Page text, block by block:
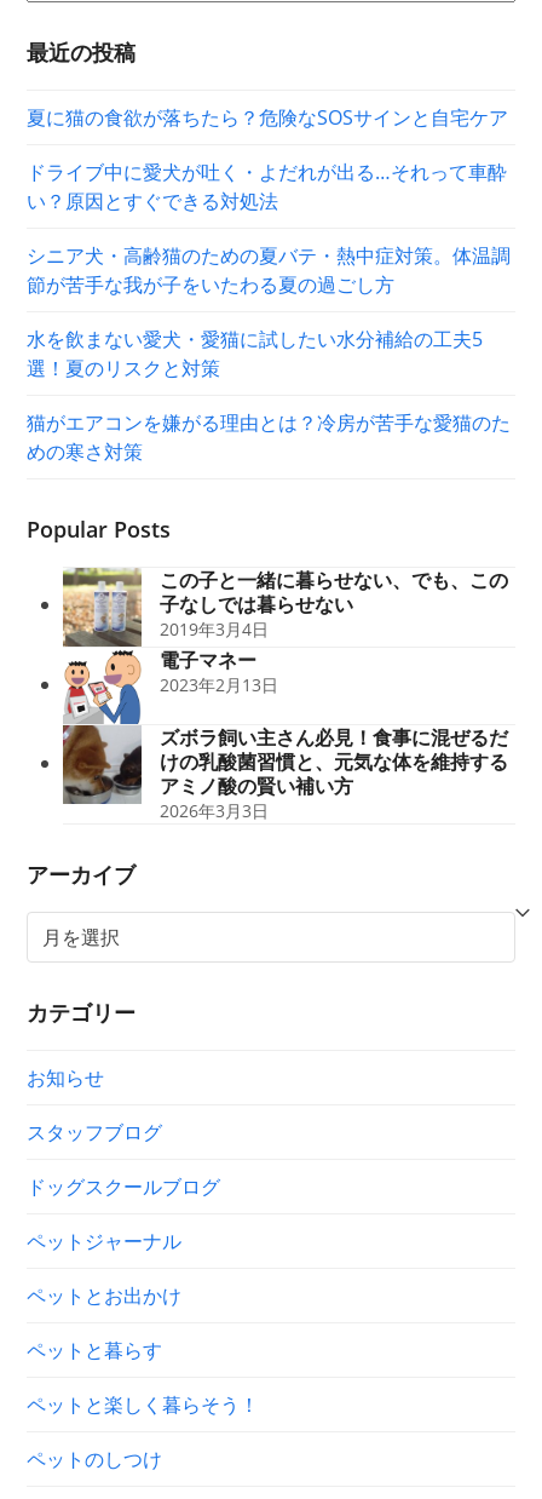
最近の投稿
夏に猫の食欲が落ちたら？危険なSOSサインと自宅ケア
ドライブ中に愛犬が吐く・よだれが出る…それって車酔
い？原因とすぐできる対処法
シニア犬・高齢猫のための夏バテ・熱中症対策。体温調
節が苦手な我が子をいたわる夏の過ごし方
水を飲まない愛犬・愛猫に試したい水分補給の工夫5
選！夏のリスクと対策
猫がエアコンを嫌がる理由とは？冷房が苦手な愛猫のた
めの寒さ対策
Popular Posts
この子と一緒に暮らせない、でも、この
子なしでは暮らせない
2019年3月4日
電子マネー
2023年2月13日
ズボラ飼い主さん必見！食事に混ぜるだ
けの乳酸菌習慣と、元気な体を維持する
アミノ酸の賢い補い方
2026年3月3日
アーカイブ
ー
イ
カテゴリー
お知らせ
スタッフブログ
ドッグスクールブログ
ペットジャーナル
ペットとお出かけ
ペットと暮らす
ペットと楽しく暮らそう！
ペットのしつけ